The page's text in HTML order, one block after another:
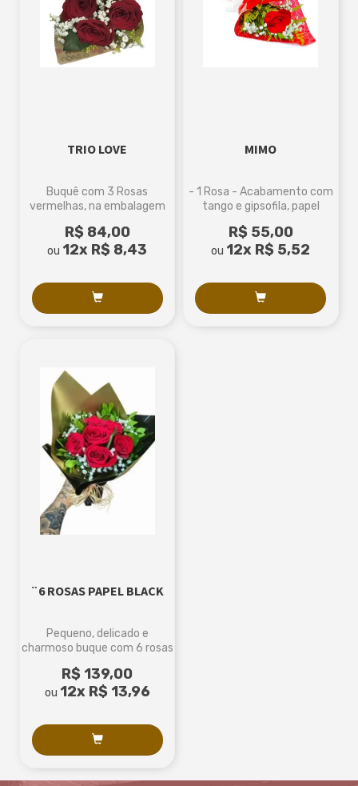
TRIO LOVE
Buquê com 3 Rosas
vermelhas, na embalagem
de ráfia sintética 2 cores
R$ 84,00
ou 12x R$ 8,43
MIMO
- 1 Rosa - Acabamento com
tango e gipsofila, papel
R$ 55,00
ou 12x R$ 5,52
¨6 ROSAS PAPEL BLACK
Pequeno, delicado e
charmoso buque com 6 rosas
R$ 139,00
ou 12x R$ 13,96